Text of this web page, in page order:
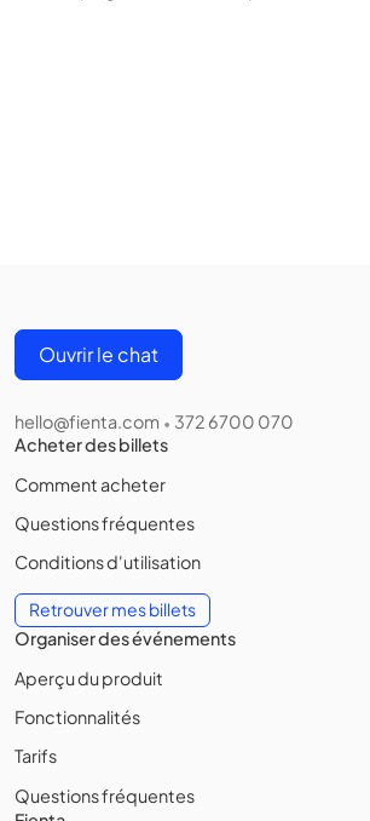
Ouvrir le chat
hello@fienta.com • 372 6700 070
Acheter des billets
Comment acheter
Questions fréquentes
Conditions d'utilisation
Retrouver mes billets
Organiser des événements
Aperçu du produit
Fonctionnalités
Tarifs
Questions fréquentes